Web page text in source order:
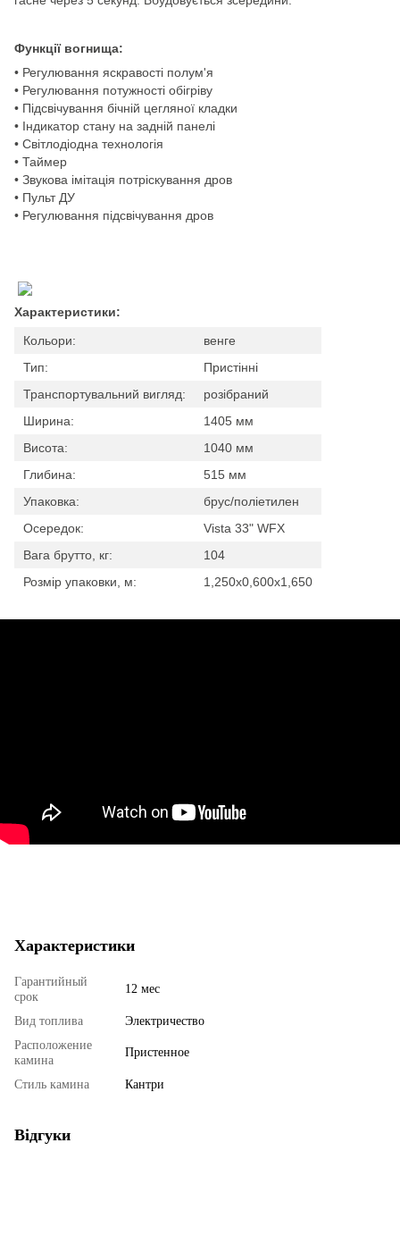
Функції вогнища:
• Регулювання яскравості полум'я
• Регулювання потужності обігріву
• Підсвічування бічній цегляної кладки
• Індикатор стану на задній панелі
• Світлодіодна технологія
• Таймер
• Звукова імітація потріскування дров
• Пульт ДУ
• Регулювання підсвічування дров
Характеристики:
Кольори:
венге
Тип:
Пристінні
Транспортувальний вигляд:
розібраний
Ширина:
1405 мм
Висота:
1040 мм
Глибина:
515 мм
Упаковка:
брус/поліетилен
Осередок:
Vista 33" WFX
Вага брутто, кг:
104
Розмір упаковки, м:
1,250х0,600х1,650
Характеристики
Гарантийный
срок
12 мес
Вид топлива
Электричество
Расположение
камина
Пристенное
Стиль камина Кантри
Відгуки